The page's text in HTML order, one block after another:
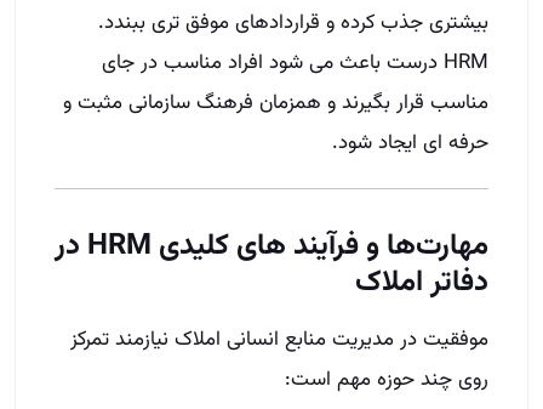
بیشتری جذب کرده و قراردادهای موفق‌ تری ببندد.
HRM درست باعث می‌ شود افراد مناسب در جای
مناسب قرار بگیرند و همزمان فرهنگ سازمانی مثبت و
حرفه‌ ای ایجاد شود.
مهارت‌ها و فرآیند های کلیدی HRM در
دفاتر املاک
موفقیت در مدیریت منابع انسانی املاک نیازمند تمرکز
روی چند حوزه مهم است: